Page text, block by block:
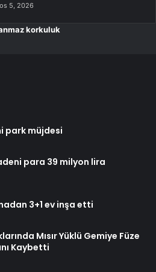
5, 2026
korkuluk
park müjdesi
para 39 milyon lira
3+1 ev inşa etti
Mısır Yüklü Gemiye Füze
Kaybetti